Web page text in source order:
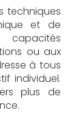
techniques
et de
ou aux
à tous
individuel.
plus de